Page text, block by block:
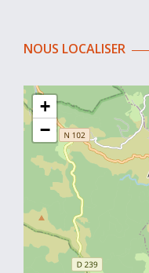
NOUS LOCALISER
+
−